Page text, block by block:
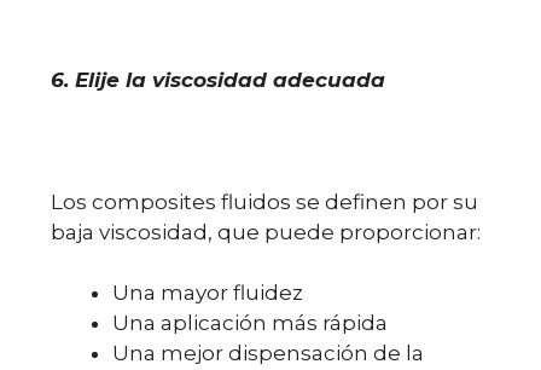
6. Elije la viscosidad adecuada
Los composites fluidos se definen por su
baja viscosidad, que puede proporcionar:
Una mayor fluidez
Una aplicación más rápida
Una mejor dispensación de la